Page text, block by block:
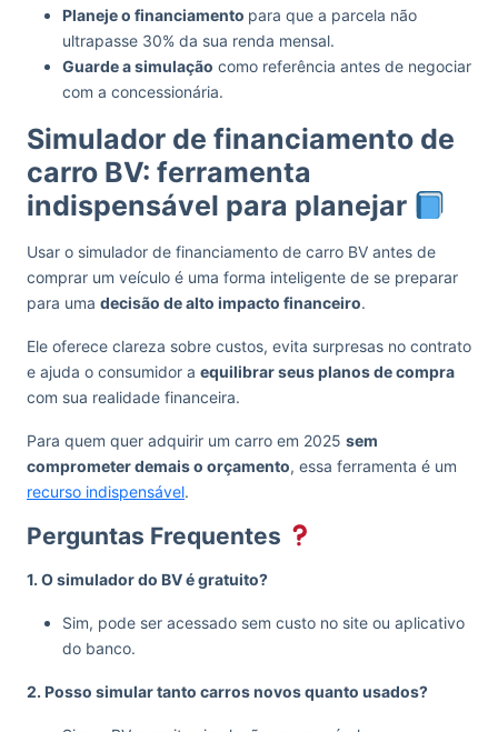
Planeje o financiamento para que a parcela não
ultrapasse 30% da sua renda mensal.
Guarde a simulação como referência antes de negociar
com a concessionária.
Simulador de financiamento de
carro BV: ferramenta
indispensável para planejar
Usar o simulador de financiamento de carro BV antes de
comprar um veículo é uma forma inteligente de se preparar
para uma decisão de alto impacto financeiro.
Ele oferece clareza sobre custos, evita surpresas no contrato
e ajuda o consumidor a equilibrar seus planos de compra
com sua realidade financeira.
Para quem quer adquirir um carro em 2025 sem
comprometer demais o orçamento, essa ferramenta é um
recurso indispensável.
Perguntas Frequentes
1. O simulador do BV é gratuito?
Sim, pode ser acessado sem custo no site ou aplicativo
do banco.
2. Posso simular tanto carros novos quanto usados?